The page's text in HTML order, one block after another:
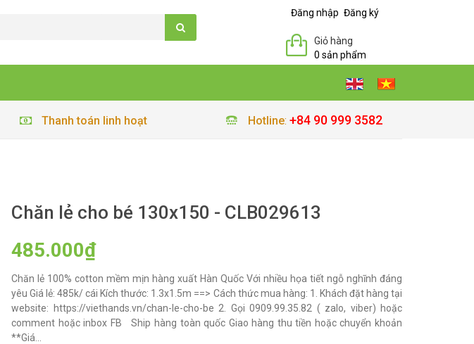
Đăng nhập Đăng ký
Giỏ hàng
0 sản phẩm
Thanh toán linh hoạt Hotline: +84 90 999 3582
Chăn lẻ cho bé 130x150 - CLB029613
485.000₫
Chăn lẻ 100% cotton mềm mịn hàng xuất Hàn Quốc Với nhiều họa tiết ngỗ nghĩnh đáng
yêu Giá lẻ: 485k/ cái Kích thước: 1.3x1.5m ==> Cách thức mua hàng: 1. Khách đặt hàng tại
website: https://viethands.vn/chan-le-cho-be 2. Gọi 0909.99.35.82 ( zalo, viber) hoặc
comment hoặc inbox FB Ship hàng toàn quốc Giao hàng thu tiền hoặc chuyển khoản
**Giá...